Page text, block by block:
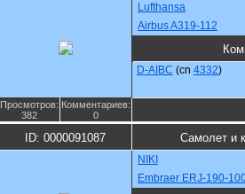
Lufthansa
Airbus A319-112
D-AIBC (cn 4332)
Просмотров:
382
Комментариев:
0
ID: 0000091087 Самолет и
NIKI
Embraer ERJ-190-